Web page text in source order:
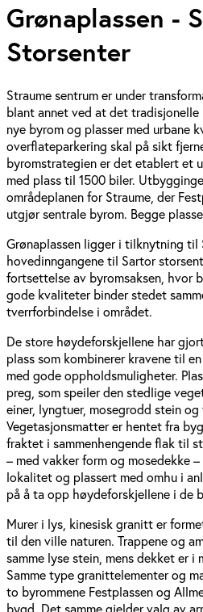
Grønaplassen -
Storsenter
Straume sentrum er under
blant annet ved at det
nye byrom og plasser med urbane
overflateparkering skal på sikt
byromstrategien er det etablert et
med plass til 1500 biler.
områdeplanen for Straume, der
utgjør sentrale byrom. Begge
Grønaplassen ligger i tilknytning til
hovedinngangene til Sartor
fortsettelse av byromsaksen, hvor
gode kvaliteter binder stedet
tverrforbindelse i området.
De store høydeforskjellene har
plass som kombinerer kravene til
med gode oppholdsmuligheter.
preg, som speiler den stedlige
einer, lyngtuer, mosegrodd stein
Vegetasjonsmatter er hentet fra
fraktet i sammenhengende flak til
– med vakker form og mosedekke
lokalitet og plassert med omhu i
på å ta opp høydeforskjellene i de
Murer i lys, kinesisk granitt er
til den ville naturen. Trappene og
samme lyse stein, mens dekket er i
Samme type granittelementer og
to byrommene Festplassen og
bygd. Det samme gjelder valg av